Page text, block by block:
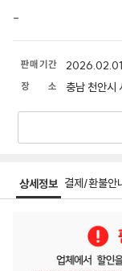
-
판매 기간
장 소 충남 천안시
상세정보 결제/환불안